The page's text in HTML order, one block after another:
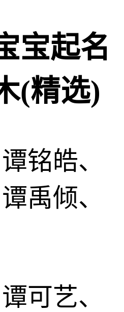
宝起名
(精选)
铭皓、
禹倾、
可艺、